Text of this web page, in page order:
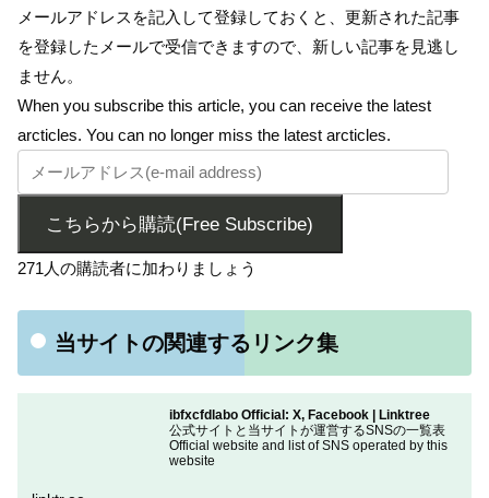
メールアドレスを記入して登録しておくと、更新された記事
を登録したメールで受信できますので、新しい記事を見逃し
ません。
When you subscribe this article, you can receive the latest
arcticles. You can no longer miss the latest arcticles.
こちらから購読(Free Subscribe)
271人の購読者に加わりましょう
当サイトの関連するリンク集
ibfxcfdlabo Official: X, Facebook | Linktree
公式サイトと当サイトが運営するSNSの一覧表
Official website and list of SNS operated by this
website